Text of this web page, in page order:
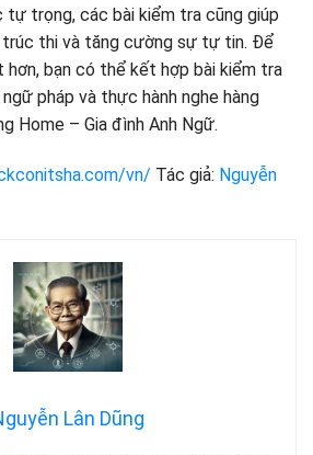
tự trọng, các bài kiểm tra cũng giúp
trúc thi và tăng cường sự tự tin. Để
bạn có thể kết hợp bài kiểm tra
pháp và thực hành nghe hàng
Home – Gia đình Anh Ngữ.
vn/ Tác giả: Nguyễn
Lân Dũng